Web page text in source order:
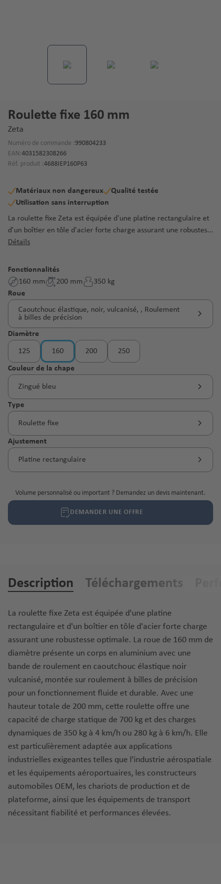
Roulette fixe 160 mm
Zeta
Numéro de commande :990804233
EAN:4031582308266
Réf. produit :4688IEP160P63
Matériaux non dangereux
Qualité testée
Utilisation sans interruption
La roulette fixe Zeta est équipée d'une platine rectangulaire et
d'un boîtier en tôle d'acier forte charge assurant une robustes...
Détails
Fonctionnalités
160 mm
200 mm
350 kg
Sélectionnez
Roue
Caoutchouc élastique, noir, vulcanisé, , Roulement
à billes de précision
Sélectionnez
Diamètre
125 160 200 250
Sélectionnez
Couleur de la chape
Zingué bleu
Sélectionnez
Type
Roulette fixe
Sélectionnez
Ajustement
Platine rectangulaire
Volume personnalisé ou important ? Demandez un devis maintenant.
DEMANDER UNE OFFRE
Description Téléchargements
La roulette fixe Zeta est équipée d'une platine
rectangulaire et d'un boîtier en tôle d'acier forte charge
assurant une robustesse optimale. La roue de 160 mm de
diamètre présente un corps en aluminium avec une
bande de roulement en caoutchouc élastique noir
vulcanisé, montée sur roulement à billes de précision
pour un fonctionnement fluide et durable. Avec une
hauteur totale de 200 mm, cette roulette offre une
capacité de charge statique de 700 kg et des charges
dynamiques de 350 kg à 4 km/h ou 280 kg à 6 km/h. Elle
est particulièrement adaptée aux applications
industrielles exigeantes telles que l'industrie aérospatiale
et les équipements aéroportuaires, les constructeurs
automobiles OEM, les chariots de production et de
plateforme, ainsi que les équipements de transport
nécessitant fiabilité et performances élevées.